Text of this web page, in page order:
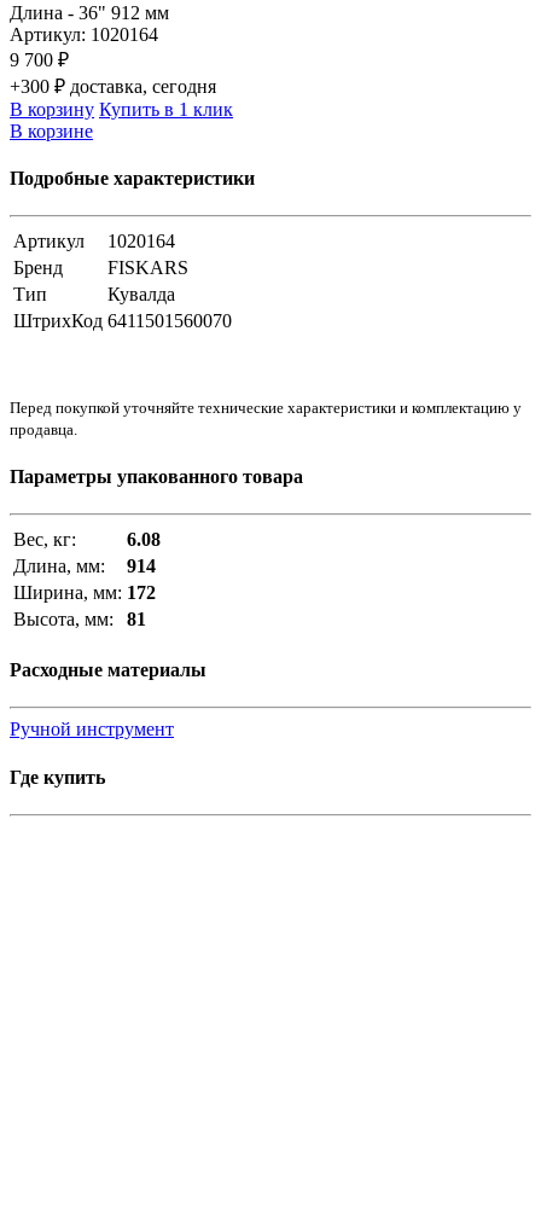
Длина - 36" 912 мм
Артикул: 1020164
9 700 ₽
+300 ₽ доставка, сегодня
В корзину Купить в 1 клик
В корзине
Подробные характеристики
Артикул
1020164
Бренд
FISKARS
Тип
Кувалда
ШтрихКод 6411501560070
Перед покупкой уточняйте технические характеристики и комплектацию у
продавца.
Параметры упакованного товара
Вес, кг:
6.08
Длина, мм:
914
Ширина, мм: 172
Высота, мм:
81
Расходные материалы
Ручной инструмент
Где купить